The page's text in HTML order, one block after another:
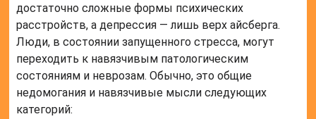
достаточно сложные формы психических
расстройств, а депрессия — лишь верх айсберга.
Люди, в состоянии запущенного стресса, могут
переходить к навязчивым патологическим
состояниям и неврозам. Обычно, это общие
недомогания и навязчивые мысли следующих
категорий: